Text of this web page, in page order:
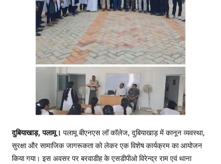
दुबियाखाड़, पलामू।पलामू बीएनएस लॉ कॉलेज, दुबियाखाड़ में कानून व्यवस्था,
सुरक्षा और सामाजिक जागरूकता को लेकर एक विशेष कार्यक्रम का आयोजन
किया गया। इस अवसर पर बरवाडीह के एसडीपीओ विरेन्द्र राम एवं थाना